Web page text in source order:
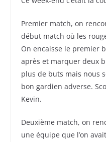
Premier match, on
début match où les
On encaisse le premier
après et marquer deux
plus de buts mais nous
bon gardien adverse.
Kevin.
Deuxième match, on
une équipe que l’on